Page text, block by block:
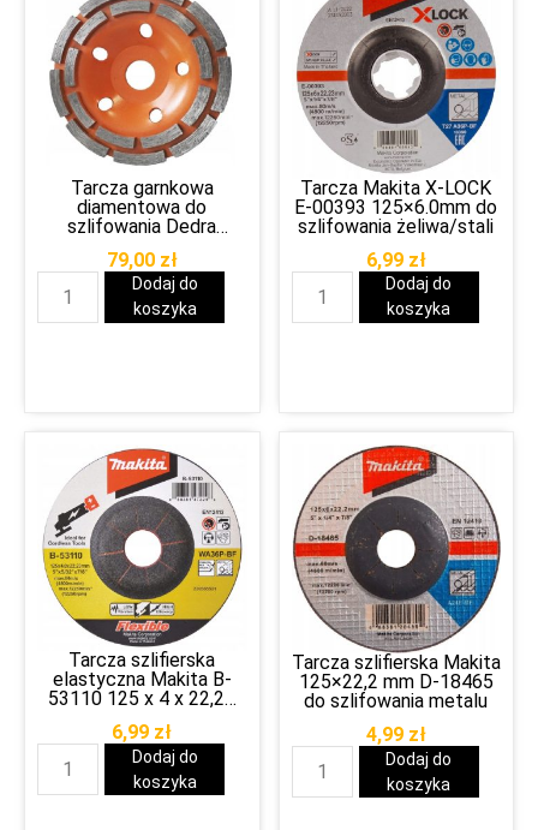
Tarcza garnkowa
diamentowa do
szlifowania Dedra
79,00 zł
Dodaj do
koszyka
Tarcza Makita X-LOCK
E-00393 125×6.0mm do
szlifowania żeliwa/stali
6,99 zł
Dodaj do
koszyka
Tarcza szlifierska
elastyczna Makita B-
53110 125 x 4 x 22,23
6,99 zł
Dodaj do
koszyka
Tarcza szlifierska Makita
125×22,2 mm D-18465
do szlifowania metalu
4,99 zł
Dodaj do
koszyka